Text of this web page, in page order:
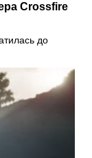
Crossfire
до